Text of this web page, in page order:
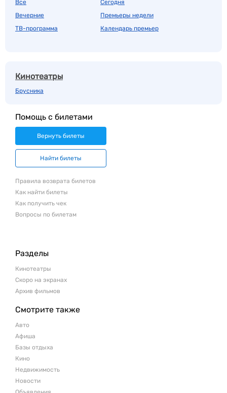
Все
Вечерние
ТВ-программа
Сегодня
Премьеры недели
Календарь премьер
Кинотеатры
Брусника
Помощь с билетами
Вернуть билеты
Найти билеты
Правила возврата билетов
Как найти билеты
Как получить чек
Вопросы по билетам
Разделы
Кинотеатры
Скоро на экранах
Архив фильмов
Смотрите также
Авто
Афиша
Базы отдыха
Кино
Недвижимость
Новости